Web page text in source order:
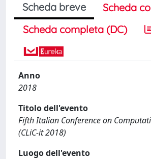
Scheda breve
Scheda
Scheda completa (DC)
Anno
2018
Titolo dell'evento
Fifth Italian Conference on
(CLiC-it 2018)
Luogo dell'evento